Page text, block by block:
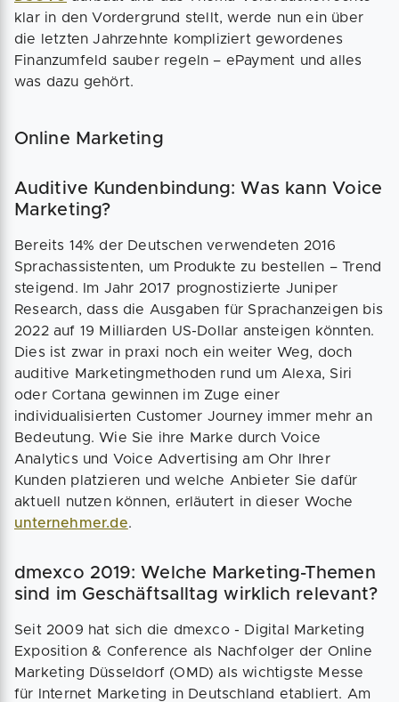
klar in den Vordergrund stellt, werde nun ein über
die letzten Jahrzehnte kompliziert gewordenes
Finanzumfeld sauber regeln – ePayment und alles
was dazu gehört.
Online Marketing
Auditive Kundenbindung: Was kann Voice
Marketing?
Bereits 14% der Deutschen verwendeten 2016
Sprachassistenten, um Produkte zu bestellen – Trend
steigend. Im Jahr 2017 prognostizierte Juniper
Research, dass die Ausgaben für Sprachanzeigen bis
2022 auf 19 Milliarden US-Dollar ansteigen könnten.
Dies ist zwar in praxi noch ein weiter Weg, doch
auditive Marketingmethoden rund um Alexa, Siri
oder Cortana gewinnen im Zuge einer
individualisierten Customer Journey immer mehr an
Bedeutung. Wie Sie ihre Marke durch Voice
Analytics und Voice Advertising am Ohr Ihrer
Kunden platzieren und welche Anbieter Sie dafür
aktuell nutzen können, erläutert in dieser Woche
unternehmer.de.
dmexco 2019: Welche Marketing-Themen
sind im Geschäftsalltag wirklich relevant?
Seit 2009 hat sich die dmexco - Digital Marketing
Exposition & Conference als Nachfolger der Online
Marketing Düsseldorf (OMD) als wichtigste Messe
für Internet Marketing in Deutschland etabliert. Am